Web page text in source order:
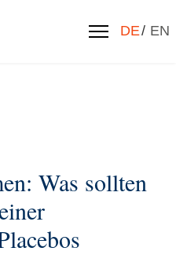
DE EN
Was sollten